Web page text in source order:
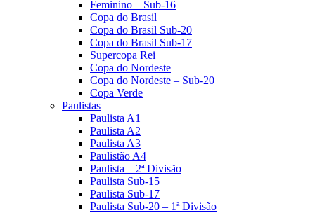
Feminino – Sub-16
Copa do Brasil
Copa do Brasil Sub-20
Copa do Brasil Sub-17
Supercopa Rei
Copa do Nordeste
Copa do Nordeste – Sub-20
Copa Verde
Paulistas
Paulista A1
Paulista A2
Paulista A3
Paulistão A4
Paulista – 2ª Divisão
Paulista Sub-15
Paulista Sub-17
Paulista Sub-20 – 1ª Divisão